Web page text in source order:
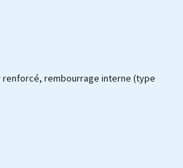
renforcé, rembourrage interne (type